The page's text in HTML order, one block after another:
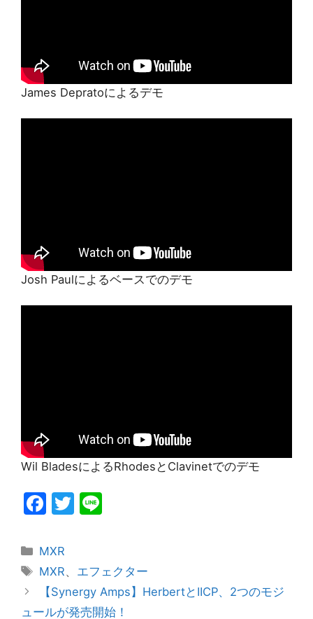
James Depratoによるデモ
Josh Paulによるベースでのデモ
Wil BladesによるRhodesとClavinetでのデモ
F
c
e
b
T
er
カ
テ
ゴ
リ
ー
MXR
タ
グ
MXR、 エフェクター
【Synergy Amps】HerbertとIICP、2つのモジ
ュールが発売開始！